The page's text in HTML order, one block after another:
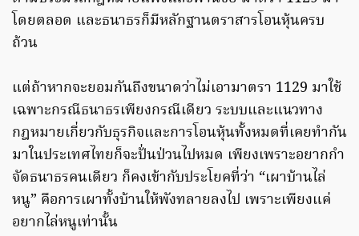
โดยตลอด และธนาธรก็มีหลักฐานตราสารโอนหุ้นครบ
ถ้วน
แต่ถ้าหากจะยอมกันถึงขนาดว่าไม่เอามาตรา 1129 มาใช้
เฉพาะกรณีธนาธรเพียงกรณีเดียว ระบบและแนวทาง
กฎหมายเกี่ยวกับธุรกิจและการโอนหุ้นทั้งหมดที่เคยทำกัน
มาในประเทศไทยก็จะปั่นป่วนไปหมด เพียงเพราะอยากกำ
จัดธนาธรคนเดียว ก็คงเข้ากับประโยคที่ว่า “เผาบ้านไล่
หนู” คือการเผาทั้งบ้านให้พังทลายลงไป เพราะเพียงแค่
อยากไล่หนูเท่านั้น